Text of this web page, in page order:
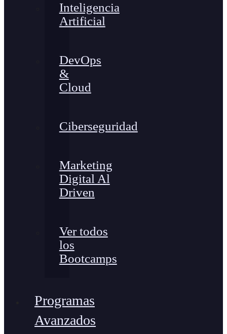
Inteligencia
Artificial
DevOps
&
Cloud
Ciberseguridad
Marketing
Digital Al
Driven
Ver todos
los
Bootcamps
Programas
Avanzados